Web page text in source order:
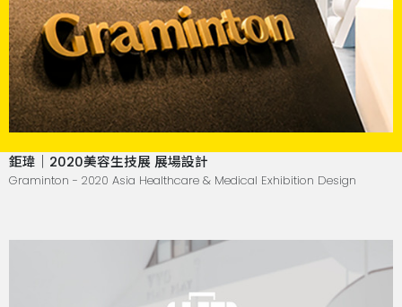
鉅瑋｜2020美容生技展 展場設計
Graminton - 2020 Asia Healthcare & Medical Exhibition Design